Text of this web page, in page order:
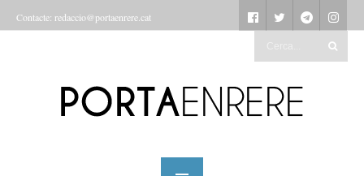
Contacte: redaccio@portaenrere.cat